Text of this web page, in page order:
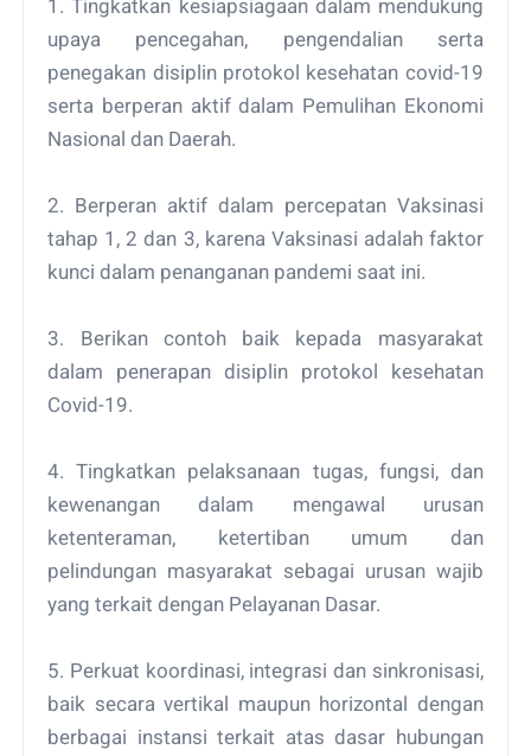
1. Tingkatkan kesiapsiagaan dalam mendukung
upaya pencegahan, pengendalian serta
penegakan disiplin protokol kesehatan covid-19
serta berperan aktif dalam Pemulihan Ekonomi
Nasional dan Daerah.
2. Berperan aktif dalam percepatan Vaksinasi
tahap 1, 2 dan 3, karena Vaksinasi adalah faktor
kunci dalam penanganan pandemi saat ini.
3. Berikan contoh baik kepada masyarakat
dalam penerapan disiplin protokol kesehatan
Covid-19.
4. Tingkatkan pelaksanaan tugas, fungsi, dan
kewenangan dalam mengawal urusan
ketenteraman, ketertiban umum dan
pelindungan masyarakat sebagai urusan wajib
yang terkait dengan Pelayanan Dasar.
5. Perkuat koordinasi, integrasi dan sinkronisasi,
baik secara vertikal maupun horizontal dengan
berbagai instansi terkait atas dasar hubungan